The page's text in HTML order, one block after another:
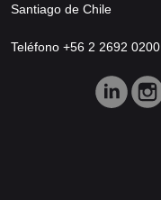
Santiago de Chile
Teléfono +56 2 2692 0200